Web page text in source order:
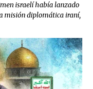
israelí había lanzado
misión diplomática iraní,